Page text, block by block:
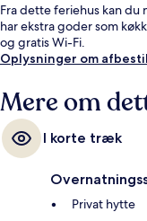
Fra dette feriehus kan
har ekstra goder som
og gratis Wi-Fi.
Oplysninger om
Mere om
I korte træk
Privat hytte